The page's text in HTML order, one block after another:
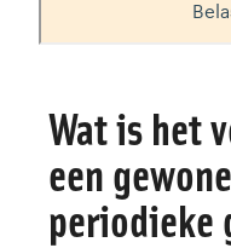
Wat is het
een
periodieke